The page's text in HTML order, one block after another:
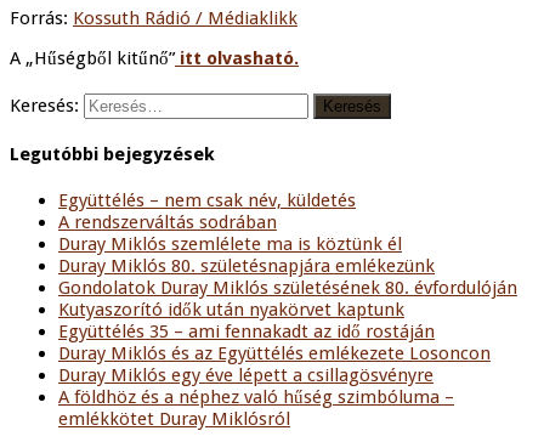
Forrás: Kossuth Rádió / Médiaklikk
A „Hűségből kitűnő”itt olvasható.
Keresés:
Legutóbbi bejegyzések
Együttélés – nem csak név, küldetés
A rendszerváltás sodrában
Duray Miklós szemlélete ma is köztünk él
Duray Miklós 80. születésnapjára emlékezünk
Gondolatok Duray Miklós születésének 80. évfordulóján
Kutyaszorító idők után nyakörvet kaptunk
Együttélés 35 – ami fennakadt az idő rostáján
Duray Miklós és az Együttélés emlékezete Losoncon
Duray Miklós egy éve lépett a csillagösvényre
A földhöz és a néphez való hűség szimbóluma –
emlékkötet Duray Miklósról